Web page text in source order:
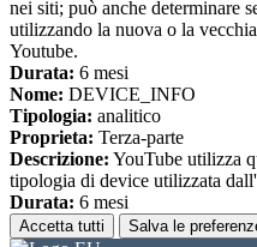
nei siti; può anche determinare
utilizzando la nuova o la
Youtube.
Durata: 6 mesi
Nome: DEVICE_INFO
Tipologia: analitico
Proprieta: Terza-parte
Descrizione: YouTube utilizza
tipologia di device utilizzata
Durata: 6 mesi
Accetta tutti Salva le